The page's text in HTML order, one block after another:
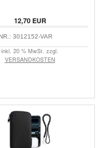
12,70EUR
3012152-VAR
inkl. 20 % MwSt. zzgl.
VERSANDKOSTEN